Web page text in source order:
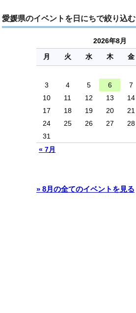
愛媛県のイベントを日にちで絞り込む
2026年8月
月
火 水 木 金
« 7月
3
4 5 6 7
10
11 12 13 14
17
18 19 20 21
24
25 26 27 28
31
» 8月の全てのイベントを見る